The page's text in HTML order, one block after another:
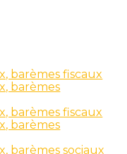
barèmes fiscaux
barèmes
barèmes fiscaux
barèmes
barèmes sociaux